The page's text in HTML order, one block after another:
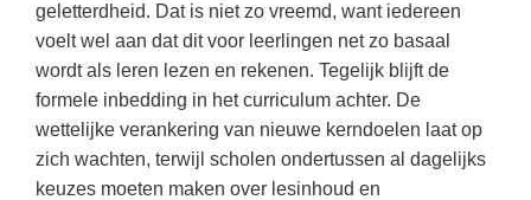
Budgetteren
De boerderij
Duurzaamheid
Eerste wereldoorlog
Geld VO
Geschiedenis
Maatschappijleer
Orientatie
Rekenen
geletterdheid. Dat is niet zo vreemd, want iedereen
voelt wel aan dat dit voor leerlingen net zo basaal
wordt als leren lezen en rekenen. Tegelijk blijft de
formele inbedding in het curriculum achter. De
wettelijke verankering van nieuwe kerndoelen laat op
zich wachten, terwijl scholen ondertussen al dagelijks
keuzes moeten maken over lesinhoud en